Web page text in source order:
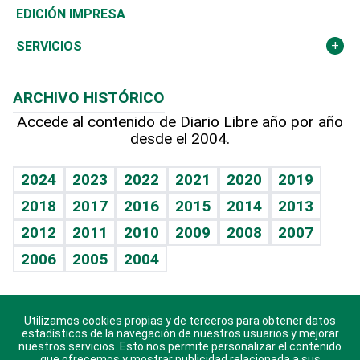
Caribe
Resto del mundo
Global y variable
Economía personal
Novedades
Podcast Arte Libre
Hablando con el pediatra
Vida y familia
Eñe
Celebrando la vida
Sin complejos
En pocas palabras
Escuchando al corazón
Olimpismo
Más deportes
Línea de hit
TBT Deportivo
Noticiero Poteleche
Columnistas
Martes de tecnología
Cambio climático
Deportes
Opinión
Hecho en casa
Guía del dinero
EDICIÓN IMPRESA
SERVICIOS
Cumpleaños
Horóscopos
Crucigramas
ARCHIVO HISTÓRICO
Accede al contenido de Diario Libre año por año
desde el 2004.
2024 2023 2022 2021 2020
2019
2018
2017 2016 2015 2014
2013
2012
2011 2010 2009 2008
2007
2006
2005 2004
Descarga nuestras aplicaciones para Android, iOS y
sistema Huawei.
Utilizamos cookies propias y de terceros para obtener datos
estadísticos de la navegación de nuestros usuarios y mejorar
nuestros servicios. Esto nos permite personalizar el contenido